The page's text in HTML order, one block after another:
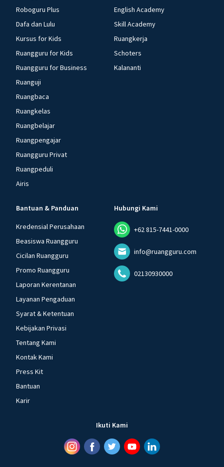
Roboguru Plus
Dafa dan Lulu
Kursus for Kids
Ruangguru for Kids
Ruangguru for Business
Ruanguji
Ruangbaca
Ruangkelas
Ruangbelajar
Ruangpengajar
Ruangguru Privat
Ruangpeduli
Airis
English Academy
Skill Academy
Ruangkerja
Schoters
Kalananti
Bantuan & Panduan
Kredensial Perusahaan
Beasiswa Ruangguru
Cicilan Ruangguru
Promo Ruangguru
Laporan Kerentanan
Layanan Pengaduan
Syarat & Ketentuan
Kebijakan Privasi
Tentang Kami
Kontak Kami
Press Kit
Bantuan
Karir
Hubungi Kami
+62 815-7441-0000
info@ruangguru.com
02130930000
Ikuti Kami